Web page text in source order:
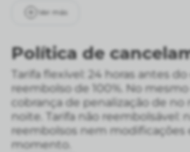
Ver más
Política de
Tarifa flexível: 24 horas antes
reembolso de 100%. No
cobrança de penalização de
noite.
Tarifa não reembolsável:
reembolsos nem
momento.